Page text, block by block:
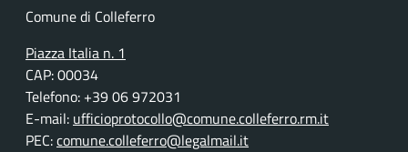
Comune di Colleferro
Piazza Italia n. 1
CAP: 00034
Telefono: +39 06 972031
E-mail: ufficioprotocollo@comune.colleferro.rm.it
PEC:comune.colleferro@legalmail.it